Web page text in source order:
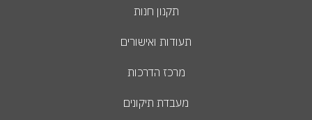
תקנון חנות
תעודות ואישורים
מרכז הדרכות
מעבדת תיקונים